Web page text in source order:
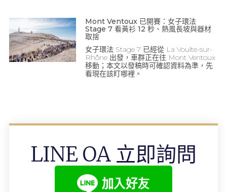
Mont Ventoux 已開賽：女子環法
Stage 7 看黃衫 12 秒、熱風長坡與器材
取捨
女子環法 Stage 7 已經從 La Voulte-sur-
Rhône 出發，車群正在往 Mont Ventoux
移動；本文以發稿時可確認資料為準，先
看現在該盯哪裡。
LINE OA 立即詢問